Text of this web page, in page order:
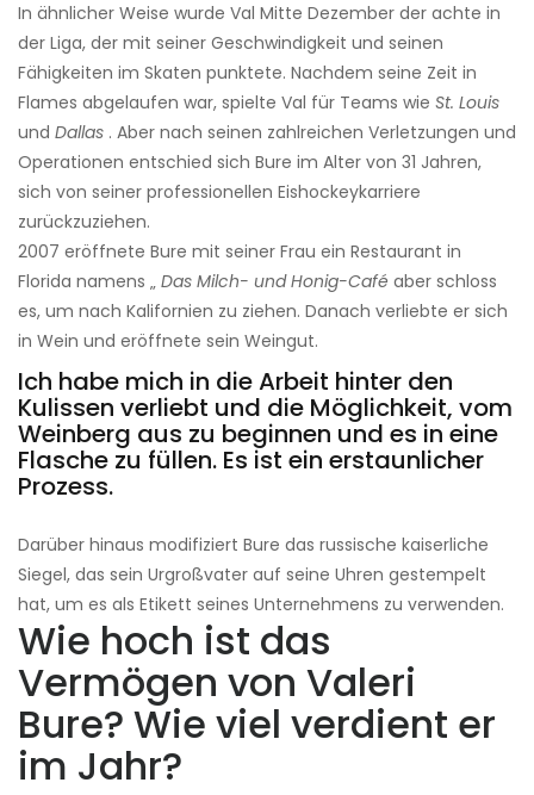
In ähnlicher Weise wurde Val Mitte Dezember der achte in
der Liga, der mit seiner Geschwindigkeit und seinen
Fähigkeiten im Skaten punktete. Nachdem seine Zeit in
Flames abgelaufen war, spielte Val für Teams wie St. Louis
und Dallas . Aber nach seinen zahlreichen Verletzungen und
Operationen entschied sich Bure im Alter von 31 Jahren,
sich von seiner professionellen Eishockeykarriere
zurückzuziehen.
2007 eröffnete Bure mit seiner Frau ein Restaurant in
Florida namens „ Das Milch- und Honig-Café aber schloss
es, um nach Kalifornien zu ziehen. Danach verliebte er sich
in Wein und eröffnete sein Weingut.
Ich habe mich in die Arbeit hinter den
Kulissen verliebt und die Möglichkeit, vom
Weinberg aus zu beginnen und es in eine
Flasche zu füllen. Es ist ein erstaunlicher
Prozess.
Darüber hinaus modifiziert Bure das russische kaiserliche
Siegel, das sein Urgroßvater auf seine Uhren gestempelt
hat, um es als Etikett seines Unternehmens zu verwenden.
Wie hoch ist das
Vermögen von Valeri
Bure? Wie viel verdient er
im Jahr?